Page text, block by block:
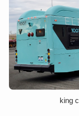
king